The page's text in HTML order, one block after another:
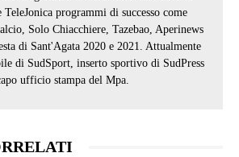
TeleJonica programmi di successo come
Solo Chiacchiere, Tazebao, Aperinews
di Sant'Agata 2020 e 2021. Attualmente
di SudSport, inserto sportivo di SudPress
ufficio stampa del Mpa.